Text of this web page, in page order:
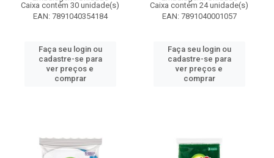
Caixa contém 30 unidade(s)
EAN: 7891040354184
Faça seu login ou
cadastre-se para
ver preços e
comprar
Caixa contém 24 unidade(s)
EAN: 7891040001057
Faça seu login ou
cadastre-se para
ver preços e
comprar